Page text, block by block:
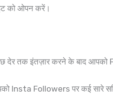
को ओपन करें।
तक इंतज़ार करने के बाद आपको
Insta Followers पर कई सारे